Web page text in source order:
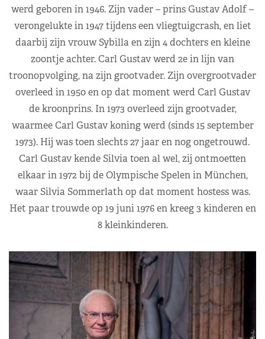
werd geboren in 1946. Zijn vader – prins Gustav Adolf –
verongelukte in 1947 tijdens een vliegtuigcrash, en liet
daarbij zijn vrouw Sybilla en zijn 4 dochters en kleine
zoontje achter. Carl Gustav werd 2e in lijn van
troonopvolging, na zijn grootvader. Zijn overgrootvader
overleed in 1950 en op dat moment werd Carl Gustav
de kroonprins. In 1973 overleed zijn grootvader,
waarmee Carl Gustav koning werd (sinds 15 september
1973). Hij was toen slechts 27 jaar en nog ongetrouwd.
Carl Gustav kende Silvia toen al wel, zij ontmoetten
elkaar in 1972 bij de Olympische Spelen in München,
waar Silvia Sommerlath op dat moment hostess was.
Het paar trouwde op 19 juni 1976 en kreeg 3 kinderen en
8 kleinkinderen.